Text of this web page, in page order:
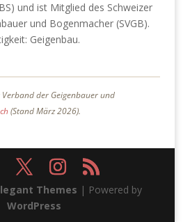
und ist Mitglied des Schweizer
und Bogenmacher (SVGB).
Geigenbau.
Verband der Geigenbauer und
(Stand März 2026).
Themes | Powered by
WordPress